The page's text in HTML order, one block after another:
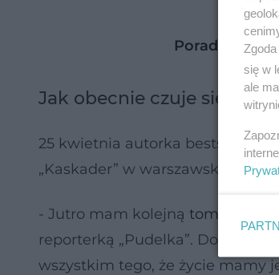
Poradnik
Jak obecnie czuje się
25 kwietnia autorka
„Kaskader” w warszawskim
- Jutro mam kolejną tomografię
reporterką „Pudelka”. Dodała
wszystkim tego, że życie mamy
się w
ale